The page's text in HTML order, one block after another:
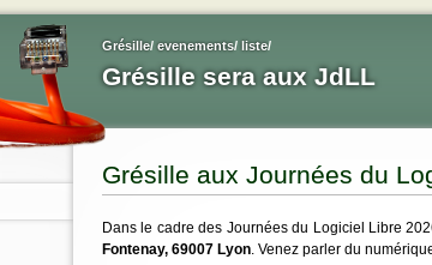
Grésille/ evenements/ liste/
Grésille sera aux JdLL
Grésille aux Journées du
Dans le cadre des Journées du Logiciel Libre
Fontenay, 69007 Lyon . Venez parler du